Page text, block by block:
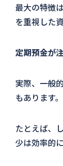
最大の特徴
を重視した
定期預金が
実際、一般
もあります。
たとえば、
少は効率的